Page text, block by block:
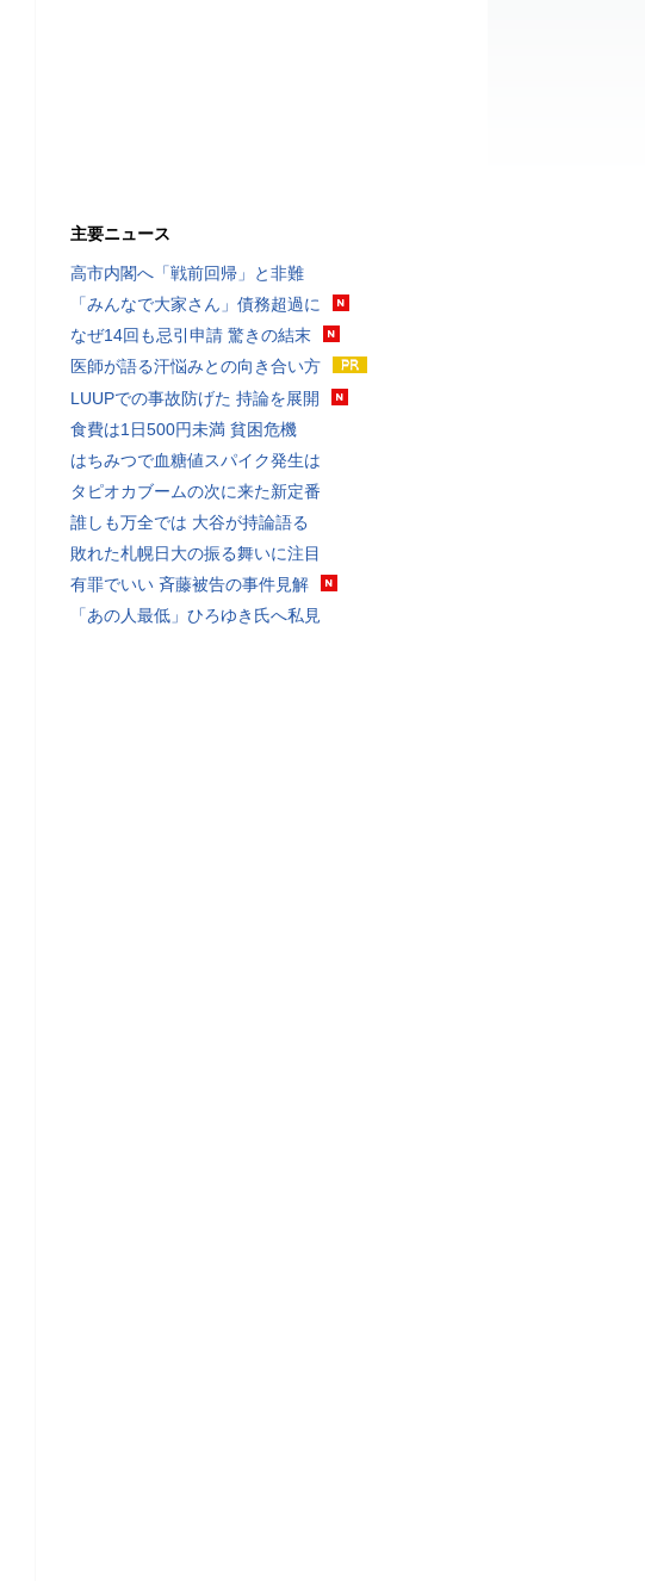
主要ニュース
高市内閣へ「戦前回帰」と非難
「みんなで大家さん」債務超過に
なぜ14回も忌引申請 驚きの結末
医師が語る汗悩みとの向き合い方
LUUPでの事故防げた 持論を展開
食費は1日500円未満 貧困危機
はちみつで血糖値スパイク発生は
タピオカブームの次に来た新定番
誰しも万全では 大谷が持論語る
敗れた札幌日大の振る舞いに注目
有罪でいい 斉藤被告の事件見解
「あの人最低」ひろゆき氏へ私見